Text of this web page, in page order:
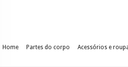
Home Partes do corpo Acessórios e